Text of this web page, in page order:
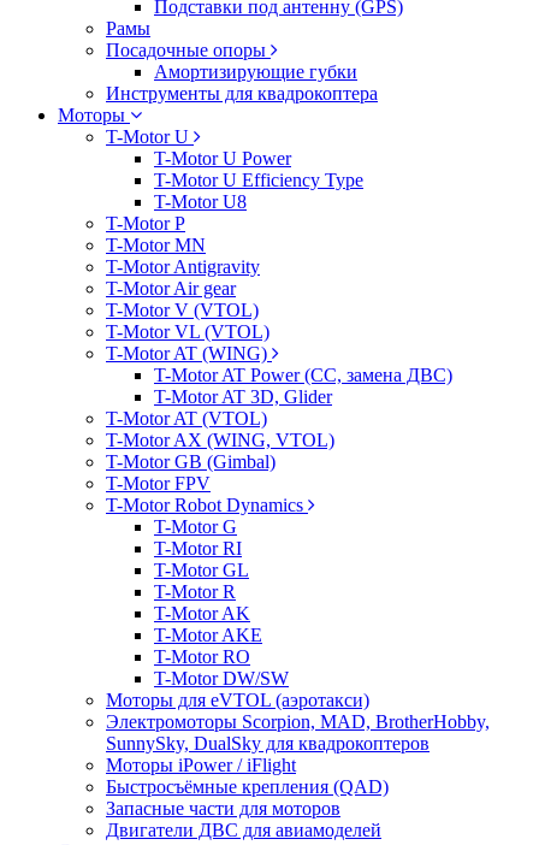
Подставки под антенну (GPS)
Рамы
Посадочные опоры
Амортизирующие губки
Инструменты для квадрокоптера
Моторы
T-Motor U
T-Motor U Power
T-Motor U Efficiency Type
T-Motor U8
T-Motor P
T-Motor MN
T-Motor Antigravity
T-Motor Air gear
T-Motor V (VTOL)
T-Motor VL (VTOL)
T-Motor AT (WING)
T-Motor AT Power (CC, замена ДВС)
T-Motor AT 3D, Glider
T-Motor AT (VTOL)
T-Motor AX (WING, VTOL)
T-Motor GB (Gimbal)
T-Motor FPV
T-Motor Robot Dynamics
T-Motor G
T-Motor RI
T-Motor GL
T-Motor R
T-Motor AK
T-Motor AKE
T-Motor RO
T-Motor DW/SW
Моторы для eVTOL (аэротакси)
Электромоторы Scorpion, MAD, BrotherHobby,
SunnySky, DualSky для квадрокоптеров
Моторы iPower / iFlight
Быстросъёмные крепления (QAD)
Запасные части для моторов
Двигатели ДВС для авиамоделей